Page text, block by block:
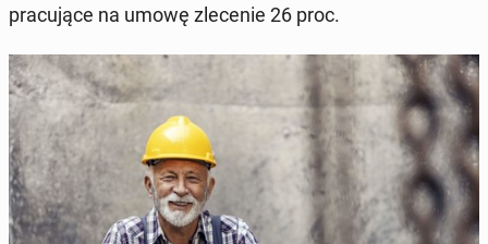
pra­cu­ją­ce na umowę zle­ce­nie 26 proc.